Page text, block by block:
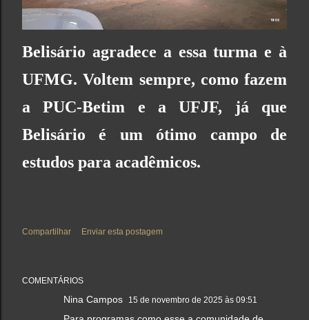
Belisário agradece a essa turma e à
UFMG. Voltem sempre, como fazem
aPUC-Betim e aUFJF, já que
Belisário é um ótimo campo de
estudos para acadêmicos.
Compartilhar Enviar esta postagem
COMENTÁRIOS
Nina Campos 15 de novembro de 2025 às 09:51